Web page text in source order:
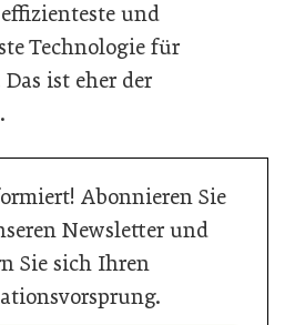
und
Technologie für
ist eher der
Abonnieren Sie
Newsletter und
Sie sich Ihren